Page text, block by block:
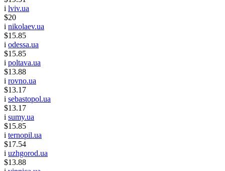
i lviv.ua
$20
i nikolaev.ua
$15.85
i odessa.ua
$15.85
i poltava.ua
$13.88
i rovno.ua
$13.17
i sebastopol.ua
$13.17
i sumy.ua
$15.85
i ternopil.ua
$17.54
i uzhgorod.ua
$13.88